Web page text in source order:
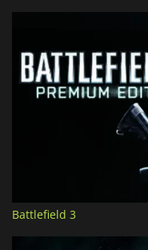
Battlefield 3